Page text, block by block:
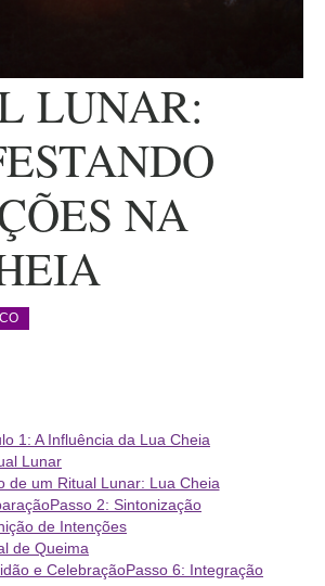
LUNAR:
NA
1: A Influência da Lua Cheia
Lunar
de um Ritual Lunar: Lua Cheia
Passo 2: Sintonização
de Intenções
de Queima
e CelebraçãoPasso 6: Integração